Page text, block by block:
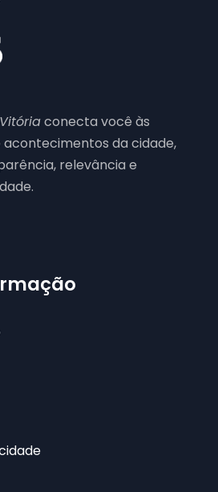
conecta você às
da cidade,
relevância e